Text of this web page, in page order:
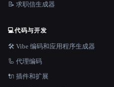
📝 求职信生成器
💻代码与开发
🛠️ Vibe 编码和应用程序生成器
🦾 代理编码
🔌 插件和扩展